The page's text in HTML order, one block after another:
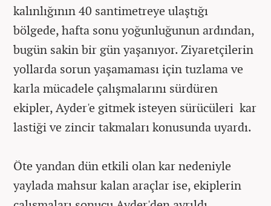
kalınlığının 40 santimetreye ulaştığı
bölgede, hafta sonu yoğunluğunun ardından,
bugün sakin bir gün yaşanıyor. Ziyaretçilerin
yollarda sorun yaşamaması için tuzlama ve
karla mücadele çalışmalarını sürdüren
ekipler, Ayder'e gitmek isteyen sürücüleri kar
lastiği ve zincir takmaları konusunda uyardı.
Öte yandan dün etkili olan kar nedeniyle
yaylada mahsur kalan araçlar ise, ekiplerin